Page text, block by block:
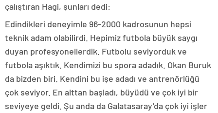
çalıştıran Hagi, şunları dedi:
Edindikleri deneyimle 96-2000 kadrosunun hepsi
teknik adam olabilirdi. Hepimiz futbola büyük saygı
duyan profesyonellerdik. Futbolu seviyorduk ve
futbola aşıktık. Kendimizi bu spora adadık. Okan Buruk
da bizden biri. Kendini bu işe adadı ve antrenörlüğü
çok seviyor. En alttan başladı, büyüdü ve çok iyi bir
seviyeye geldi. Şu anda da Galatasaray’da çok iyi işler